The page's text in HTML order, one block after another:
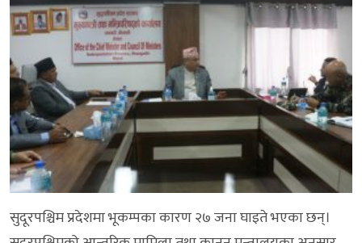
सुदूरपश्चिम प्रदेशमा भूकम्पका कारण २७ जना घाइते भएका छन्।